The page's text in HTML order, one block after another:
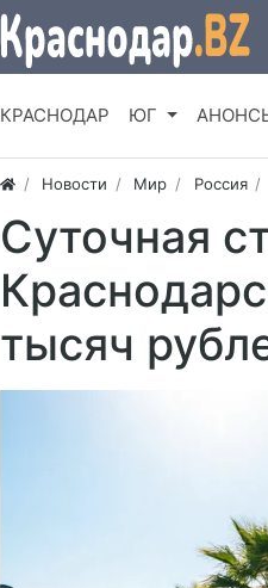
КРАСНОДАР ЮГ
Новости Мир Россия
Суточная
тысяч